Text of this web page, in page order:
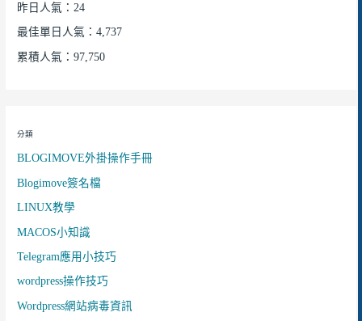
昨日人氣：24
最佳單日人氣：4,737
累積人氣：97,750
分類
BLOGIMOVE外掛操作手冊
Blogimove簽名檔
LINUX教學
MACOS小知識
Telegram應用小技巧
wordpress操作技巧
Wordpress網站病毒資訊